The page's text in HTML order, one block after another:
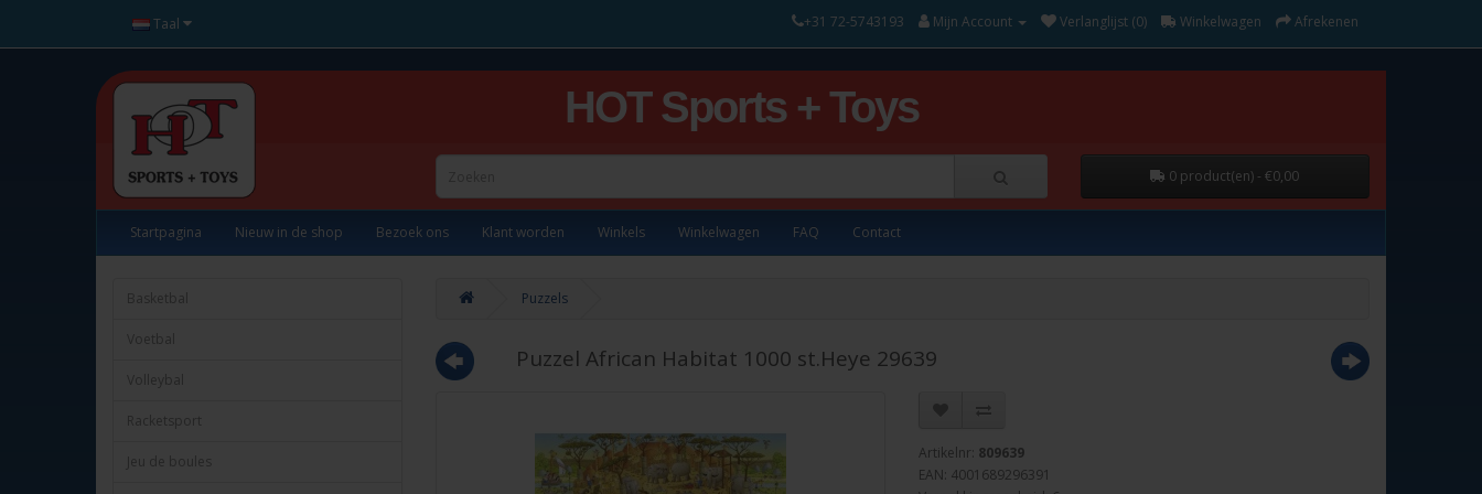
Taal +31 72-5743193 Mijn Account Verlanglijst (0) Winkelwagen Afrekenen
HOT Sports + Toys
0 product(en) - €0,00
Startpagina Nieuw in de shop Bezoek ons Klant worden Winkels Winkelwagen FAQ Contact
Basketbal
Voetbal
Volleybal
Racketsport
Jeu de boules
Puzzels
Puzzel African Habitat 1000 st.Heye 29639
Artikelnr: 809639
EAN: 4001689296391